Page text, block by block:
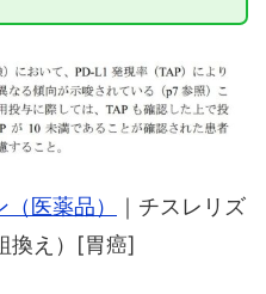
医薬品）
｜チスレリズ
換え）[胃癌]